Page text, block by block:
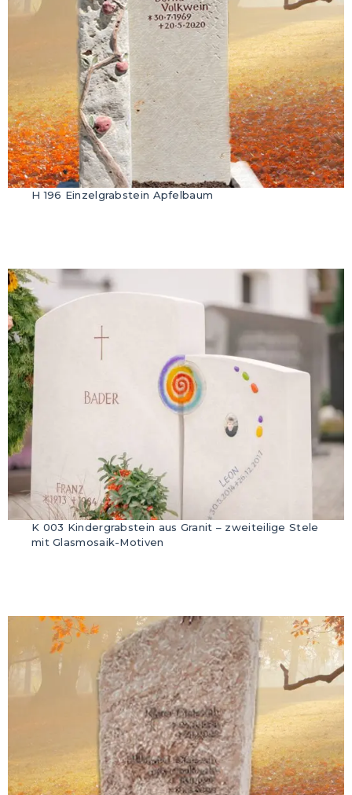
H 196 Einzelgrabstein Apfelbaum
K 003 Kindergrabstein aus Granit – zweiteilige Stele
mit Glasmosaik-Motiven